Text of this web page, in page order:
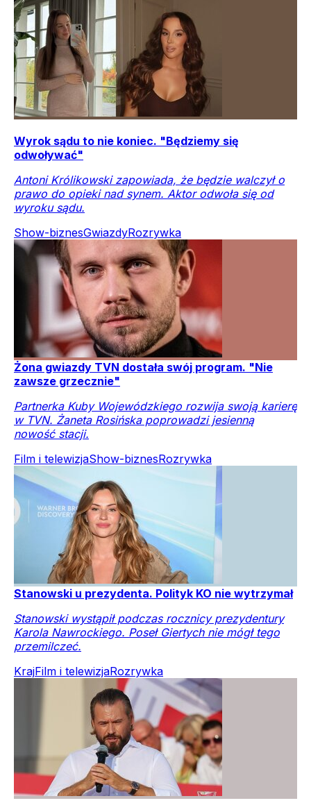
Wyrok sądu to nie koniec. "Będziemy się
odwoływać"
Antoni Królikowski zapowiada, że będzie walczył o
prawo do opieki nad synem. Aktor odwoła się od
wyroku sądu.
Show-biznesGwiazdyRozrywka
Żona gwiazdy TVN dostała swój program. "Nie
zawsze grzecznie"
Partnerka Kuby Wojewódzkiego rozwija swoją karierę
w TVN. Żaneta Rosińska poprowadzi jesienną
nowość stacji.
Film i telewizjaShow-biznesRozrywka
Stanowski u prezydenta. Polityk KO nie wytrzymał
Stanowski wystąpił podczas rocznicy prezydentury
Karola Nawrockiego. Poseł Giertych nie mógł tego
przemilczeć.
KrajFilm i telewizjaRozrywka